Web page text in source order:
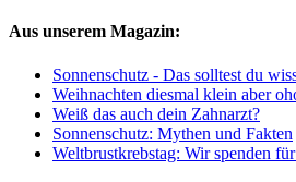
Aus unserem Magazin:
Sonnenschutz - Das solltest du
Weihnachten diesmal klein aber
Weiß das auch dein Zahnarzt?
Sonnenschutz: Mythen und Fakten
Weltbrustkrebstag: Wir spenden